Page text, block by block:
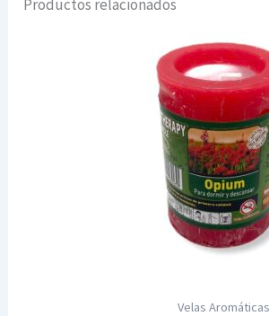
Productos relacionados
Velas Aromáticas